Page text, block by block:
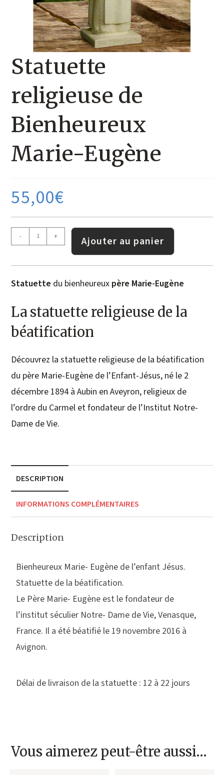
Statuette
religieuse de
Bienheureux
Marie-Eugène
55,00€
- + Ajouter au panier
Statuette du bienheureux père Marie-Eugène
La statuette religieuse de la
béatification
Découvrez la statuette religieuse de la béatification
du père Marie-Eugène de l’Enfant-Jésus, né le 2
décembre 1894 à Aubin en Aveyron, religieux de
l’ordre du Carmel et fondateur de l’Institut Notre-
Dame de Vie.
DESCRIPTION
INFORMATIONS COMPLÉMENTAIRES
Description
Bienheureux Marie- Eugène de l’enfant Jésus.
Statuette de la béatification.
Le Père Marie- Eugène est le fondateur de
l’institut séculier Notre- Dame de Vie, Venasque,
France. Il a été béatifié le 19 novembre 2016 à
Avignon.
Délai de livraison de la statuette : 12 à 22 jours
Vous aimerez peut-être aussi…